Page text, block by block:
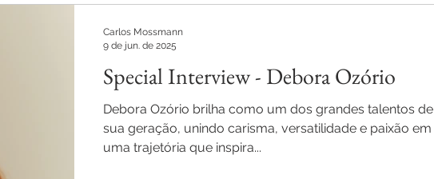
Special Interview - Debora Ozório
Debora Ozório brilha como um dos grandes talentos de
sua geração, unindo carisma, versatilidade e paixão em
uma trajetória que inspira...
Carlos Mossmann
9 de jun. de 2025